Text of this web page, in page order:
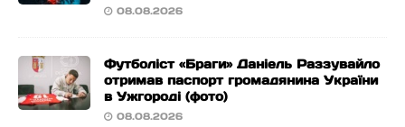
08.08.2026
Футболіст «Браги» Даніель Раззувайло
отримав паспорт громадянина України
в Ужгороді (фото)
08.08.2026